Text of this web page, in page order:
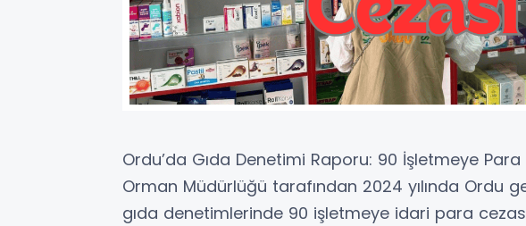
Ordu’da Gıda Denetimi Raporu: 90 İşletmeye Para
Orman Müdürlüğü tarafından 2024 yılında Ordu
gıda denetimlerinde 90 işletmeye idari para